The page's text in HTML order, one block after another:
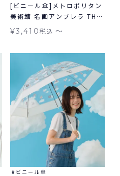
[ビニール傘]メトロポリタン
美術館 名画アンブレラ THE
MET × Wpc. 雨傘 長傘 折
りたたみ傘
¥3,410税込 〜
ビニール傘